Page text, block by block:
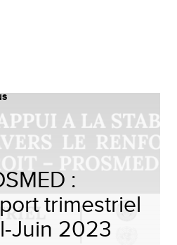
:
trimestriel
Juin 2023